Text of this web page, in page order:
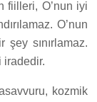
fiilleri, O’nun iyi
O’nun
şey sınırlamaz.
iradedir.
kozmik